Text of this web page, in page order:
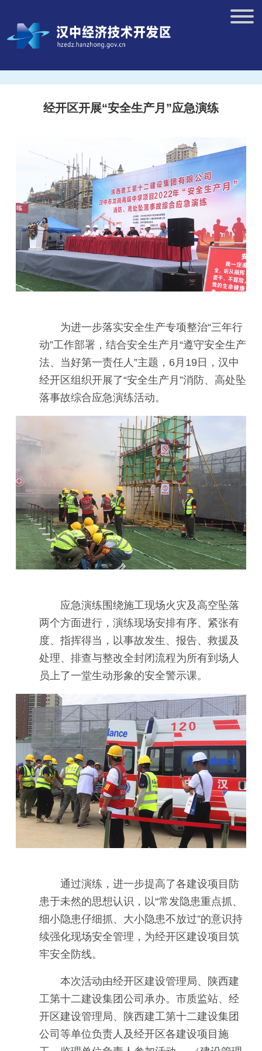
经开区开展“安全生产月”应急演练
为进一步落实安全生产专项整治“三年行
动”工作部署，结合安全生产月“遵守安全生产
法、当好第一责任人”主题，6月19日，汉中
经开区组织开展了“安全生产月”消防、高处坠
落事故综合应急演练活动。
应急演练围绕施工现场火灾及高空坠落
两个方面进行，演练现场安排有序、紧张有
度、指挥得当，以事故发生、报告、救援及
处理、排查与整改全封闭流程为所有到场人
员上了一堂生动形象的安全警示课。
通过演练，进一步提高了各建设项目防
患于未然的思想认识，以“常发隐患重点抓、
细小隐患仔细抓、大小隐患不放过”的意识持
续强化现场安全管理，为经开区建设项目筑
牢安全防线。
本次活动由经开区建设管理局、陕西建
工第十二建设集团公司承办。市质监站、经
开区建设管理局、陕西建工第十二建设集团
公司等单位负责人及经开区各建设项目施